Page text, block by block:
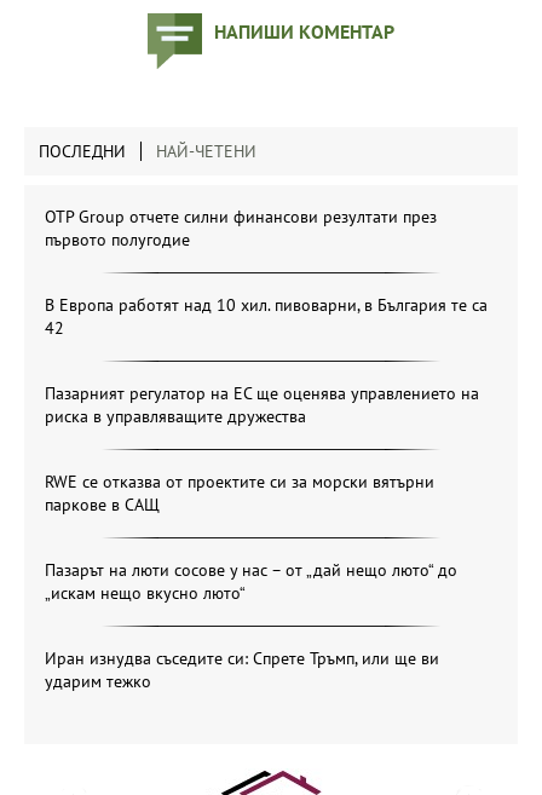
НАПИШИ КОМЕНТАР
ПОСЛЕДНИ НАЙ-ЧЕТЕНИ
OTP Group отчете силни финансови резултати през
първото полугодие
В Европа работят над 10 хил. пивоварни, в България те са
42
Пазарният регулатор на ЕС ще оценява управлението на
риска в управляващите дружества
RWE се отказва от проектите си за морски вятърни
паркове в САЩ
Пазарът на люти сосове у нас – от „дай нещо люто“ до
„искам нещо вкусно люто“
Иран изнудва съседите си: Спрете Тръмп, или ще ви
ударим тежко